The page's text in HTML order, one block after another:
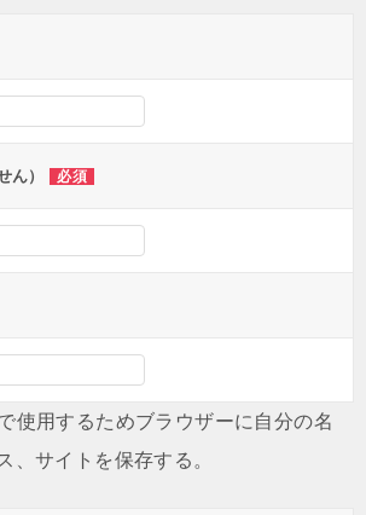
ん） 必須
使用するためブラウザーに自分の名
、サイトを保存する。